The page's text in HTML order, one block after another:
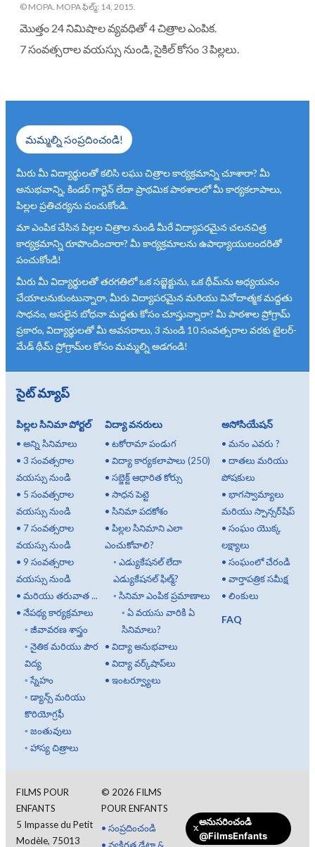
© MOPA. MOPA ఫిల్మ్: 14, 2015.
మొత్తం 24 నిమిషాల వ్యవధితో 4 చిత్రాల ఎంపిక.
7 సంవత్సరాల వయస్సు నుండి, సైకిల్ కోసం 3 పిల్లలు.
మమ్మల్ని సంప్రదించండి!
మీరు మీ విద్యార్థులతో కలిసి లఘు చిత్రాల కార్యక్రమాన్ని చూశారా? మీ
అనుభవాన్ని, కిండర్ గార్టెన్ లేదా ప్రాథమిక పాఠశాలలో మీ కార్యకలాపాలు,
పిల్లల ప్రతిచర్యను పంచుకోండి.
మా ఎంపిక చేసిన పిల్లల చిత్రాల నుండి మీరే విద్యాపరమైన చలనచిత్ర
కార్యక్రమాన్ని రూపొందించారా? మీ కార్యక్రమాలను ఉపాధ్యాయులందరితో
పంచుకోండి!
మీరు మీ విద్యార్థులతో తరగతిలో ఒక సబ్జెక్టును, ఒక థీమ్‌ను అధ్యయనం
చేయాలనుకుంటున్నారా, మీరు విద్యాపరమైన మరియు వినోదాత్మక మద్దతు
సాధనం, అసలైన బోధనా మద్దతు కోసం చూస్తున్నారా? మీ పాఠశాల ప్రోగ్రామ్
ప్రకారం, విద్యార్థులతో మీ అవసరాలు, 3 నుండి 10 సంవత్సరాల వరకు టైలర్-
మేడ్ థీమ్ ప్రోగ్రామ్‌ల కోసం మమ్మల్ని అడగండి!
సైట్ మ్యాప్
పిల్లల సినిమా పోర్టల్
• అన్ని సినిమాలు
• 3 సంవత్సరాల
వయస్సు నుండి
• 5 సంవత్సరాల
వయస్సు నుండి
• 7 సంవత్సరాల
వయస్సు నుండి
• 9 సంవత్సరాల
వయస్సు నుండి
• మరియు తరువాత ...
• నేపథ్య కార్యక్రమాలు
◦ జీవావరణ శాస్త్రం
◦ నైతిక మరియు పౌర
విద్య
◦స్నేహం
◦ డ్యాన్స్ మరియు
కొరియోగ్రఫీ
◦ జంతువులు
◦ హాస్య చిత్రాలు
విద్యా వనరులు
• టకోరామా పండుగ
• విద్యా కార్యకలాపాలు (250)
• సబ్జెక్ట్ ఆధారిత కోర్సు
• సాధన పెట్టె
• సినిమా పదకోశం
• పిల్లల సినిమాని ఎలా
ఎంచుకోవాలి?
◦ ఎడ్యుకేషనల్ లేదా
ఎడ్యుకేషనల్ ఫిల్మ్?
◦ సినిమా ఎంపిక ప్రమాణాలు
◦ ఏ వయసు వారికి ఏ
సినిమాలు?
• విద్యా అనుభవాలు
• విద్యా వర్క్‌షాప్‌లు
• ఇంటర్వ్యూలు
అసోసియేషన్
•మనం ఎవరు ?
•దాతలు మరియు
పోషకులు
•భాగస్వామ్యాలు
మరియు స్పాన్సర్‌షిప్
•సంఘం యొక్క
లక్ష్యాలు
•సంఘంలో చేరండి
•వార్తాపత్రిక సమీక్ష
•లింకులు
FAQ
FILMS POUR
ENFANTS
5 Impasse du Petit
Modèle, 75013
© 2026 FILMS
POUR ENFANTS
• సంప్రదించండి
• వ్యక్తిగత డేటా &
అనుసరించండి
@FilmsEnfants